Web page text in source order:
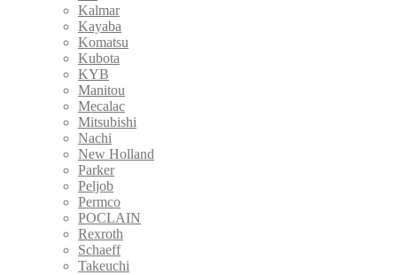
Kalmar
Kayaba
Komatsu
Kubota
KYB
Manitou
Mecalac
Mitsubishi
Nachi
New Holland
Parker
Peljob
Permco
POCLAIN
Rexroth
Schaeff
Takeuchi